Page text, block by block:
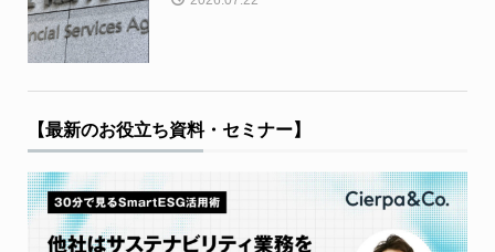
【最新のお役立ち資料・セミナー】